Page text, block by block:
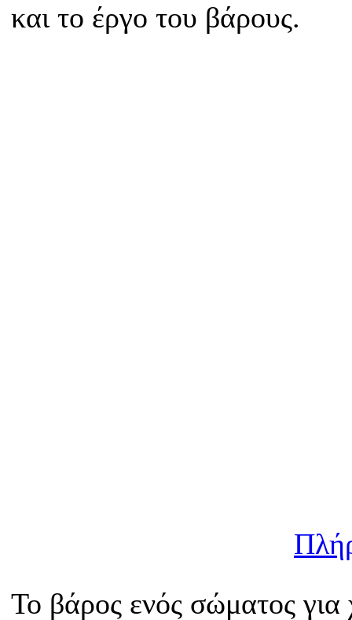
και το έργο του βάρους.
Το βάρος ενός σώματος